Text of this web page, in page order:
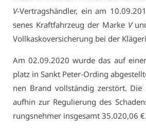
V-Ver­trags­händ­ler, ein am
se­nes Kraft­fahr­zeug der Mar­ke V
Voll­kas­ko­ver­si­che­rung bei der
Am 02.09.2020 wur­de das auf
platz in Sankt Pe­ter-Or­ding
nen Brand voll­stän­dig zer­stört.
auf­hin zur Re­gu­lie­rung des
rungs­neh­mer ins­ge­samt 35.020,06 €.